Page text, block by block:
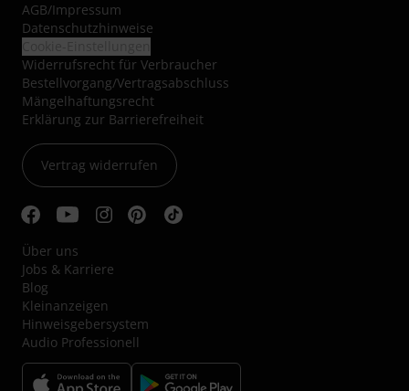
AGB/Impressum
Datenschutzhinweise
Widerrufsrecht für Verbraucher
Bestellvorgang/Vertragsabschluss
Mängelhaftungsrecht
Erklärung zur Barrierefreiheit
Vertrag widerrufen
Über uns
Jobs & Karriere
Blog
Kleinanzeigen
Hinweisgebersystem
Audio Professionell